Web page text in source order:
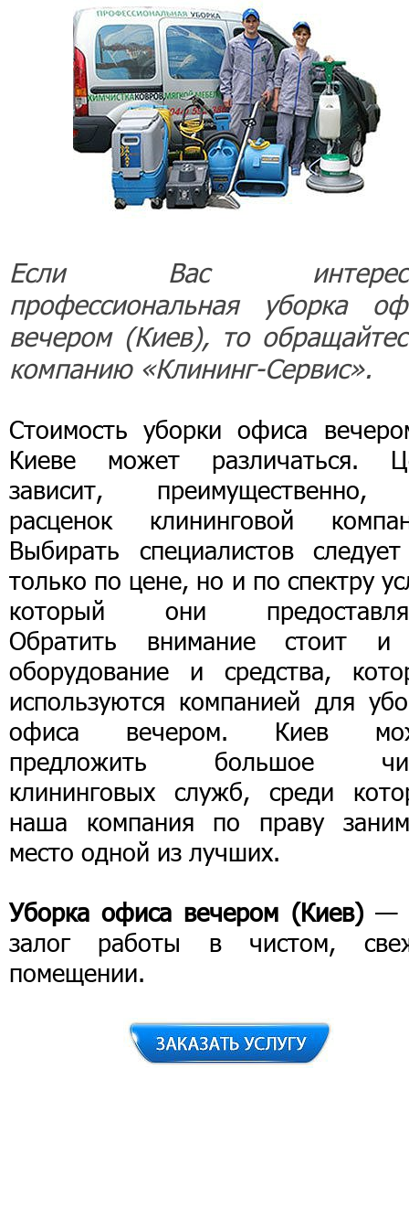
Если Вас
профессиональная уборка
вечером (Киев), то
компанию «Клининг-Сервис».
Стоимость уборки офиса
Киеве может различаться.
зависит,
расценок клининговой
Выбирать специалистов
только по цене, но и по спектру
который они
Обратить внимание стоит
оборудование и средства,
используются компанией для
офиса вечером. Киев
предложить большое
клининговых служб, среди
наша компания по праву
место одной из лучших.
Уборка офиса вечером (Киев)—
залог работы в чистом,
помещении.